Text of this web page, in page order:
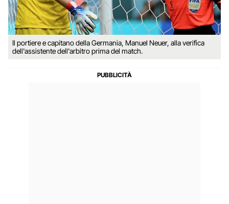
Il portiere e capitano della Germania, Manuel Neuer, alla verifica
dell'assistente dell'arbitro prima del match.